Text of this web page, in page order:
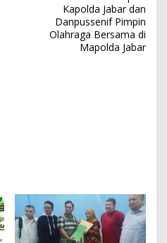
Kapolda Jabar dan
Danpussenif Pimpin
Olahraga Bersama di
Mapolda Jabar